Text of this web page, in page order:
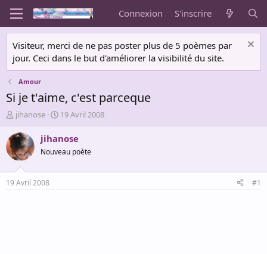
Connexion S'inscrire
Visiteur, merci de ne pas poster plus de 5 poèmes par
jour. Ceci dans le but d'améliorer la visibilité du site.
Amour
Si je t'aime, c'est parceque
A
u
t
e
u
r
d
e
jihanose
D
a
t
d
é
19 Avril 2008
jihanose
Nouveau poète
19 Avril 2008 #1